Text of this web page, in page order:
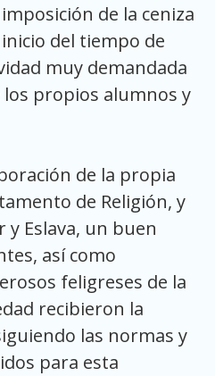
de la ceniza
del tiempo de
muy demandada
propios alumnos y
de la propia
de Religión, y
y Eslava, un buen
así como
feligreses de la
recibieron la
las normas y
para esta